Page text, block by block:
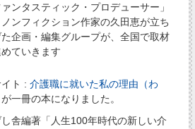
ァンタスティック・プロデューサー」
ンフィクション作家の久田恵が立ち
企画・編集グループが、全国で取材
ていきます
ト : 介護職に就いた私の理由（わ
が一冊の本になりました。
舎編著「人生100年時代の新しい介